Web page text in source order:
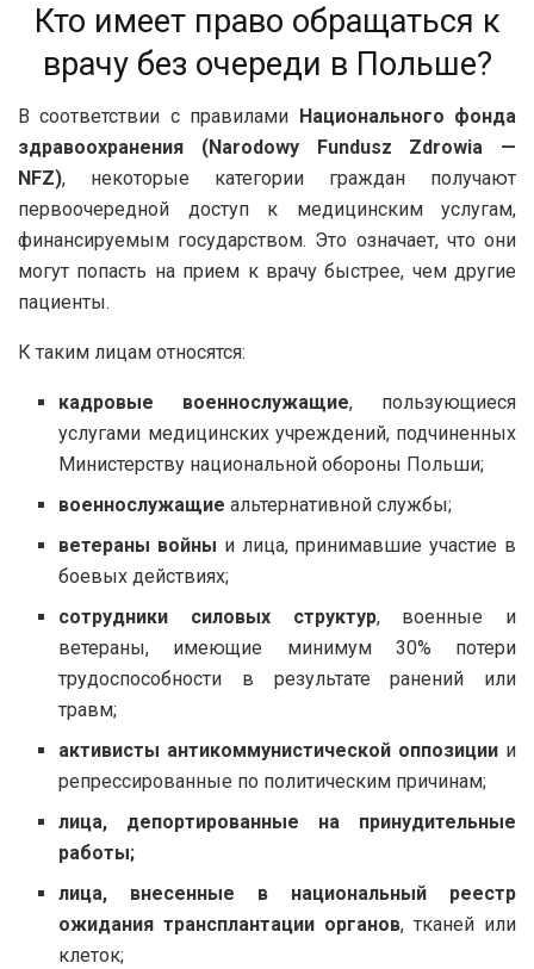
Кто имеет право обращаться к
врачу без очереди в Польше?
В соответствии с правилами
Национального фонда
здравоохранения (Narodowy Fundusz Zdrowia —
NFZ), некоторые категории граждан получают
первоочередной доступ к медицинским услугам,
финансируемым государством. Это означает, что они
могут попасть на прием к врачу быстрее, чем другие
пациенты.
К таким лицам относятся:
кадровые военнослужащие, пользующиеся
услугами медицинских учреждений, подчиненных
Министерству национальной обороны Польши;
военнослужащие альтернативной службы;
ветераны войны и лица, принимавшие участие в
боевых действиях;
сотрудники силовых структур, военные и
ветераны, имеющие минимум 30% потери
трудоспособности в результате ранений или
травм;
активисты антикоммунистической оппозиции и
репрессированные по политическим причинам;
лица, депортированные на принудительные
работы;
лица, внесенные в национальный реестр
ожидания трансплантации органов, тканей или
клеток;